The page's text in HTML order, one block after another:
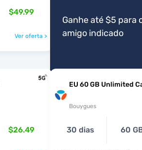
$49.99
Ver oferta >
Ganhe até $5 para
amigo indicado
$26.49
EU 60 GB Unlimited
Bouygues
30 dias 60